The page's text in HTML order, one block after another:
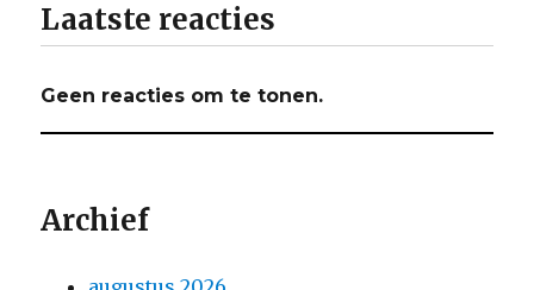
Laatste reacties
Geen reacties om te tonen.
Archief